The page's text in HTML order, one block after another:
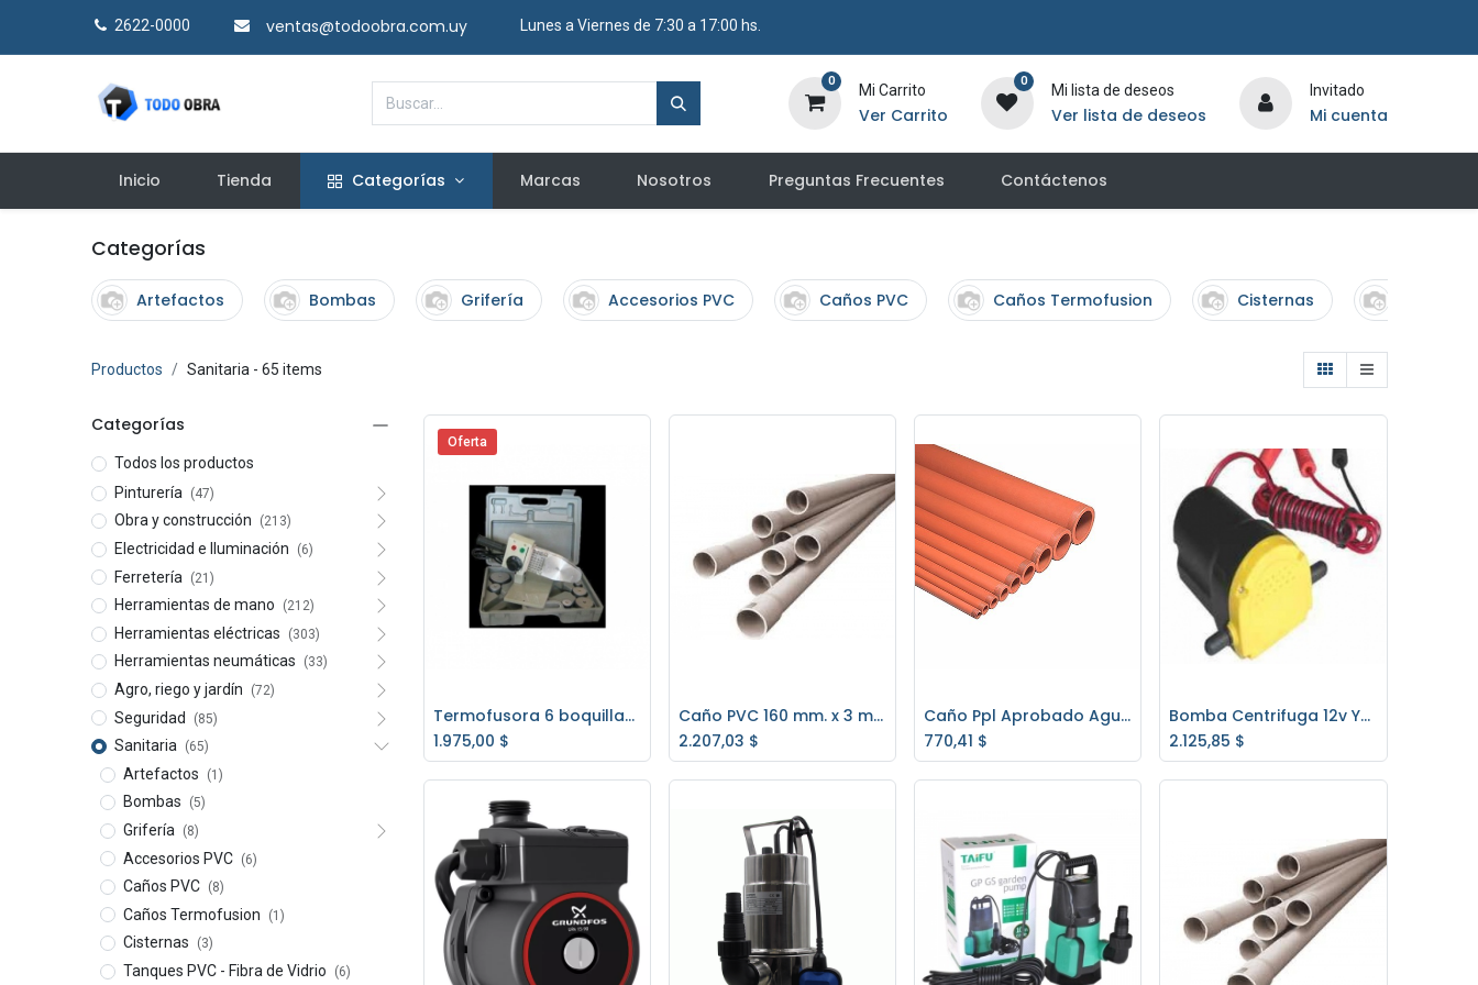
2622-0000​ ventas@todoobra.com.uy ​ Lunes a Viernes de 7:30 a 17:00 hs.
0
Mi Carrito
Ver Carrito
0
Mi lista de deseos
Ver lista de deseos
Invitado
Mi cuenta
Inicio Tienda Categorías Marcas Nosotros Preguntas Frecuentes Contáctenos
Categorías
Artefactos Bombas Grifería Accesorios PVC Caños PVC Caños Termofusion Cisternas
Productos Sanitaria - 65 items
Categorías
Todos los productos
Pinturería
(47)
Obra y construcción (213)
Electricidad e Iluminación (6)
Ferretería (21)
Herramientas de mano (212)
Herramientas eléctricas (303)
Herramientas neumáticas (33)
Agro, riego y jardín (72)
Seguridad (85)
Sanitaria (65)
Artefactos (1)
Bombas (5)
Grifería (8)
Accesorios PVC (6)
Caños PVC (8)
Caños Termofusion (1)
Cisternas (3)
Tanques PVC - Fibra de Vidrio (6)
Oferta
Agregar al carrito Termofusora 6 boquillas 800/1000w. *OFERTA*
1.975,00 $
Agregar al carrito
Caño PVC 160 mm. x 3 mt. (3,2) Aprobado
2.207,03 $
Agregar al carrito
Caño Ppl Aprobado Agua Caliente 11/4"x6mts
770,41 $
Agregar al carrito
Bomba Centrifuga 12v YB60M
2.125,85 $